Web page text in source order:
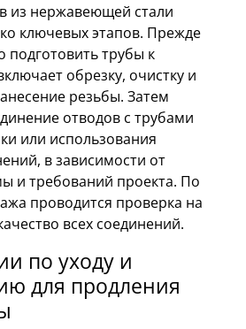
из нержавеющей стали
ключевых этапов. Прежде
подготовить трубы к
обрезку, очистку и
резьбы. Затем
отводов с трубами
или использования
в зависимости от
и требований проекта. По
проводится проверка на
всех соединений.
по уходу и
для продления